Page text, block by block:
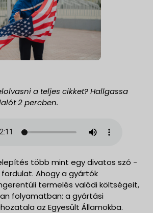
a teljes cikket? Hallgassa
2 percben.
több mint egy divatos szó -
Ahogy a gyártók
termelés valódi költségeit,
folyamatban: a gyártási
az Egyesült Államokba.